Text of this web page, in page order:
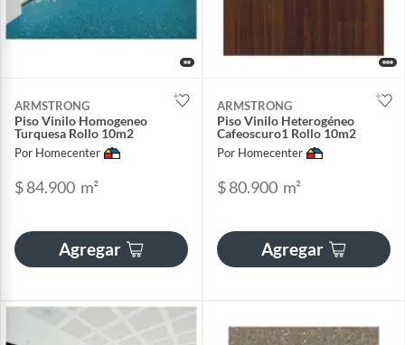
ARMSTRONG
Piso Vinilo Homogeneo
Turquesa Rollo 10m2
Por Homecenter
$ 84.900 m²
Agregar
ARMSTRONG
Piso Vinilo Heterogéneo
Cafeoscuro1 Rollo 10m2
Por Homecenter
$ 80.900 m²
Agregar